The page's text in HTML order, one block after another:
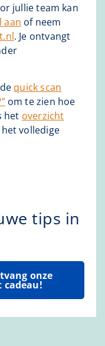
jullie team kan
aan of neem
. Je ontvangt
quick scan
om te zien hoe
het overzicht
volledige
tips in
onze
cadeau!